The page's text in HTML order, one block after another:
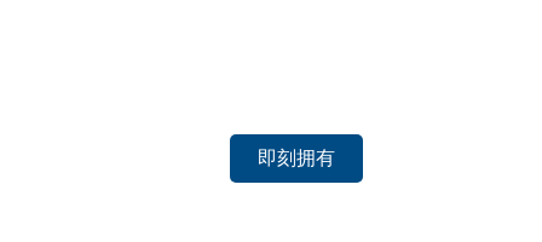
即刻拥有